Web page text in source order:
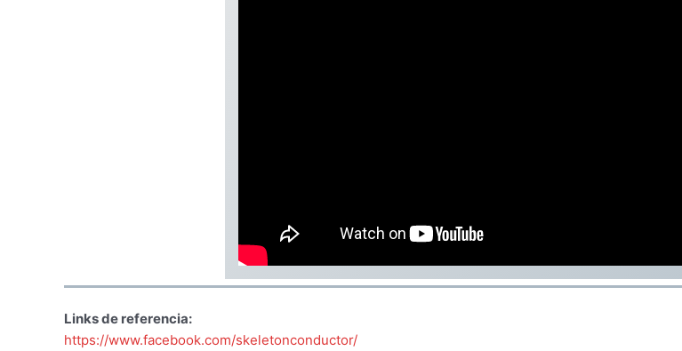
Links de referencia:
https://www.facebook.com/skeletonconductor/